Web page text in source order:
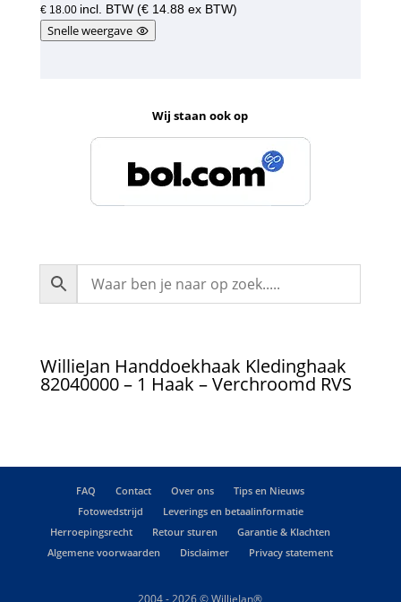
Gewaardeer
d
5.00
uit 5
€18.00 incl. BTW (€14.88ex BTW)
Snelle weergave
Wij staan ook op
WillieJan Handdoekhaak Kledinghaak
82040000 – 1 Haak – Verchroomd RVS
FAQ Contact Over ons
Tips en Nieuws
Fotowedstrijd
Leverings en betaalinformatie
Herroepingsrecht
Retour sturen
Garantie & Klachten
Algemene voorwaarden
Disclaimer Privacy statement
2004 - 2026 © WillieJan®